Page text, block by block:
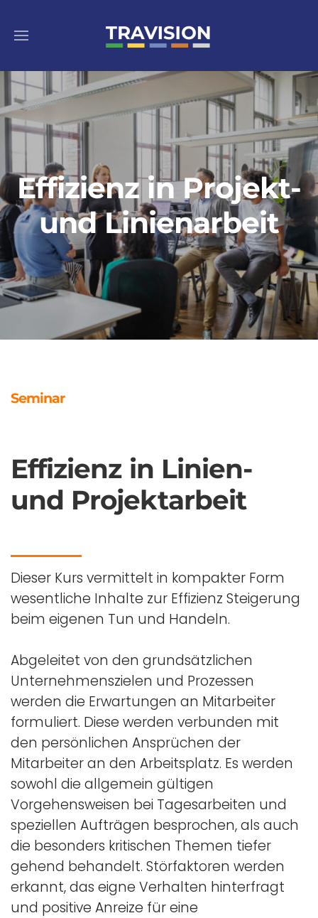
Effizienz in Projekt-
und Linienarbeit
Seminar
Effizienz in Linien-
und Projektarbeit
Dieser Kurs vermittelt in kompakter Form
wesentliche Inhalte zur Effizienz Steigerung
beim eigenen Tun und Handeln.
Abgeleitet von den grundsätzlichen
Unternehmenszielen und Prozessen
werden die Erwartungen an Mitarbeiter
formuliert. Diese werden verbunden mit
den persönlichen Ansprüchen der
Mitarbeiter an den Arbeitsplatz. Es werden
sowohl die allgemein gültigen
Vorgehensweisen bei Tagesarbeiten und
speziellen Aufträgen besprochen, als auch
die besonders kritischen Themen tiefer
gehend behandelt. Störfaktoren werden
erkannt, das eigne Verhalten hinterfragt
und positive Anreize für eine